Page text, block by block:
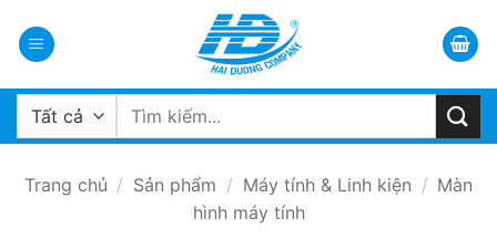
qua
dung
Tìm
Trang chủ / Sản phẩm / Máy tính & Linh kiện / Màn
hình máy tính